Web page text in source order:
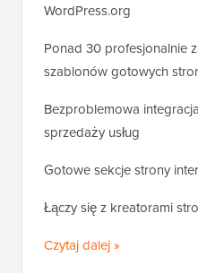
WordPress.org
Ponad 30 profesjonalnie
szablonów gotowych
Bezproblemowa
sprzedaży usług
Gotowe sekcje strony
Łączy się z kreatorami
Czytaj dalej »